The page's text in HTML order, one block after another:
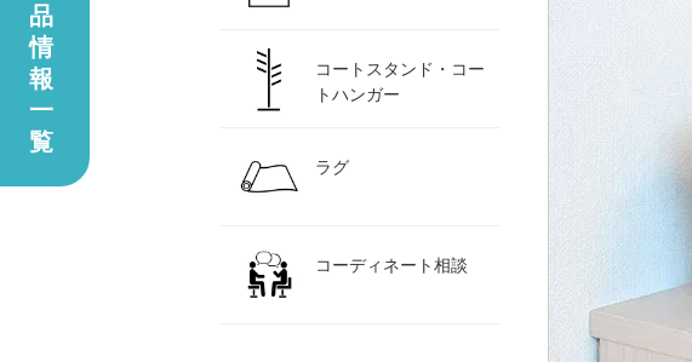
コートスタンド・コー
トハンガー
ラグ
コーディネート相談
品
情
報
一
覧